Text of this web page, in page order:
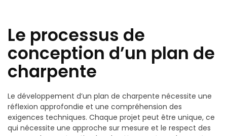
Le processus de
conception d’un plan de
charpente
Le développement d’un plan de charpente nécessite une
réflexion approfondie et une compréhension des
exigences techniques. Chaque projet peut être unique, ce
qui nécessite une approche sur mesure et le respect des